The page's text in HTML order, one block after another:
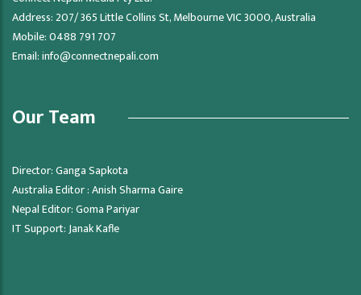
Address: 207/ 365 Little Collins St, Melbourne VIC 3000, Australia
Mobile: 0488 791 707
Email:info@connectnepali.com
Our Team
Director: Ganga Sapkota
Australia Editor : Anish Sharma Gaire
Nepal Editor: Goma Pariyar
IT Support: Janak Kafle